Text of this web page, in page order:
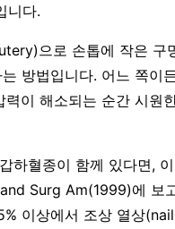
니다.
으로 손톱에 작은 구
방법입니다. 어느 쪽이
이 해소되는 순간 시원
하혈종이 함께 있다면,
Surg Am(1999)에 보
이상에서 조상 열상